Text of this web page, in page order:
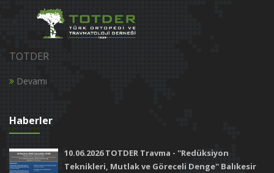
TOTDER
Devamı
Haberler
10.06.2026 TOTDER Travma - ''Redüksiyon
Teknikleri, Mutlak ve Göreceli Denge'' Balıkesir